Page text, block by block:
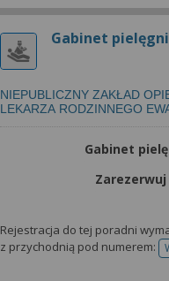
Gabinet
NIEPUBLICZNY ZAKŁAD
LEKARZA RODZINNEGO
Gabinet
Rejestracja do tej poradni
z przychodnią pod numerem: